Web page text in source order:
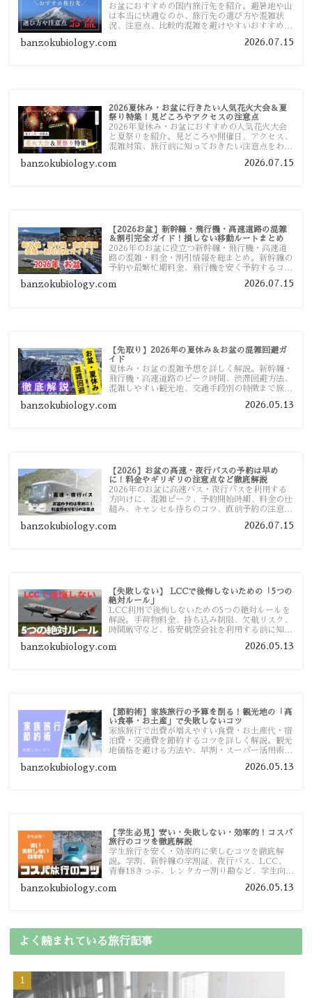
お盆におすすめの国内旅行先を紹介。避暑地や山
は本当に快適なのか、旅行先の選び方や混雑状
況、注意点、比較的混雑を避けやすいおすすめス
す。
banzokubiology.com 2026.07.15
2026夏休み・お盆に行きたい人気花火大会＆夏
祭り特集！見どころやアクセスの注意点
2026年夏休み・お盆におすすめの人気花火大会
と夏祭りを紹介。見どころや開催日、アクセス、
混雑対策、旅行前に知っておきたい注意点をわか
banzokubiology.com 2026.07.15
【2026お盆】新幹線・飛行機・高速道路の混雑
＆割引完全ガイド！損しない移動ルートまとめ
2026年のお盆に役立つ新幹線・飛行機・高速道
路の混雑・料金・割引情報を総まとめ。新幹線の
予約や最繁忙期料金、飛行機を安く予約するコ
い移動方法を分かりやすく解説します。
banzokubiology.com 2026.07.15
【先取り】2026年の夏休み＆お盆の混雑回避ガ
イド
夏休み・お盆の混雑予想を詳しく解説。新幹線・
飛行機・高速道路のピーク時間、渋滞回避方法、
混雑しやすい観光地、交通手段別の特徴まで旅行
banzokubiology.com 2026.05.13
【2026】お盆の高速・夜行バスの予約は早め
に！料金やギリギリの注意点など徹底解説
2026年のお盆に高速バス・夜行バスを利用する
方向けに、混雑ピーク、予約開始時期、料金の仕
組み、キャンセル待ちのコツ、直前予約の注意点
banzokubiology.com 2026.07.15
【失敗しない】 LCCで後悔しないための「5つの
絶対ルール」
LCC利用で後悔しないための5つの絶対ルールを
解説。手荷物料金、持ち込み制限、欠航リスク、
時間厳守など、格安航空会社を利用する前に知っ
す。
banzokubiology.com 2026.05.13
【節約術】家族旅行の予算を削る！観光地の「高
い食事・お土産」で失敗しないコツ
家族旅行で出費が増えやすい食費・お土産代・宿
泊費・交通費を節約するコツを詳しく解説。観光
地価格を避ける方法や、早割・スーパー活用術、
banzokubiology.com 2026.05.13
【学生必見】安い・失敗しない・効率的！コスパ
旅行のコツを徹底解説
学生旅行を安く・効率的に楽しむコツを徹底解
説。学割、新幹線の学割証、夜行バス、LCC、
青春18きっぷ、レンタカー割り勘など、学生向け
banzokubiology.com 2026.05.13
よく読まれている旅行記事